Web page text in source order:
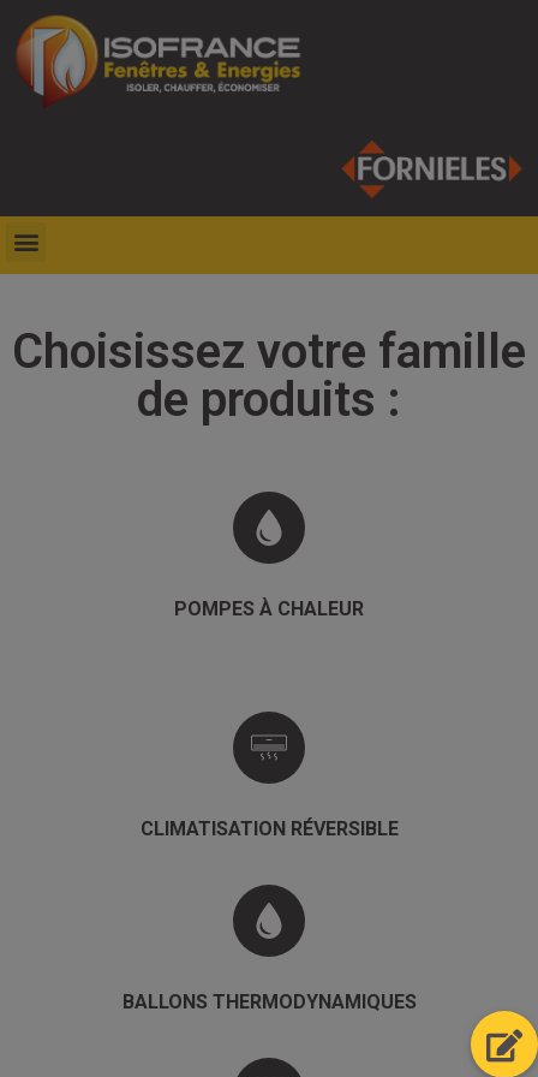
Choisissez votre famille
de produits :
POMPES À CHALEUR
CLIMATISATION RÉVERSIBLE
BALLONS THERMODYNAMIQUES